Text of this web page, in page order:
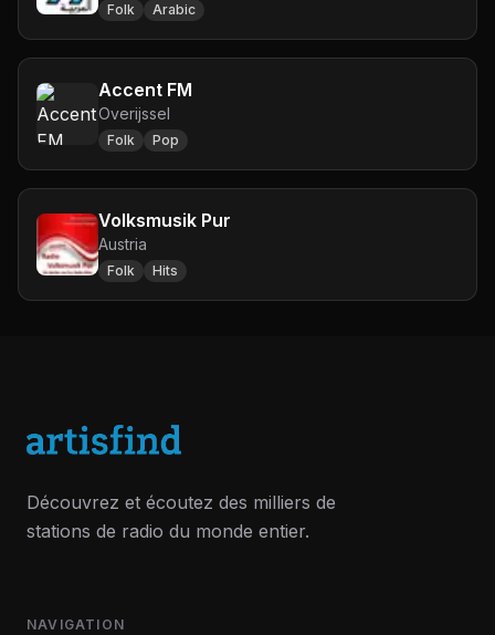
Folk Arabic
Accent FM
Overijssel
Folk Pop
Volksmusik Pur
Austria
Folk Hits
Découvrez et écoutez des milliers de
stations de radio du monde entier.
NAVIGATION